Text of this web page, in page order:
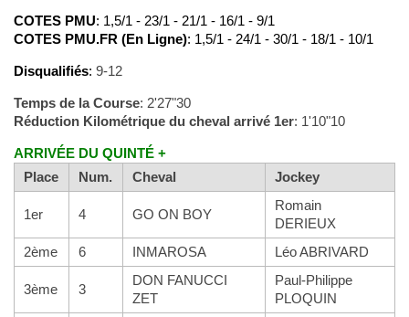
COTES PMU: 1,5/1 - 23/1 - 21/1 - 16/1 - 9/1
COTES PMU.FR (En Ligne): 1,5/1 - 24/1 - 30/1 - 18/1 - 10/1
Disqualifiés: 9-12
Temps de la Course: 2'27"30
Réduction Kilométrique du cheval arrivé 1er: 1'10"10
ARRIVÉE DU QUINTÉ +
Place
Num. Cheval Jockey
1er 4 GO ON BOY
Romain
DERIEUX
2ème
6 INMAROSA Léo ABRIVARD
3ème 3
DON FANUCCI
ZET
Paul-Philippe
PLOQUIN